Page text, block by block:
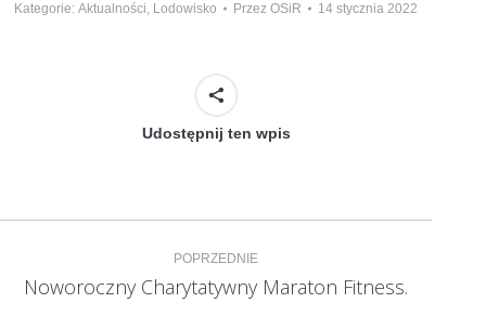
Kategorie: Aktualności, Lodowisko Przez OSiR 14 stycznia 2022
Udostępnij ten wpis
Nawigacja
wpisów
POPRZEDNIE
Poprzedni
wpis:
Noworoczny Charytatywny Maraton Fitness.